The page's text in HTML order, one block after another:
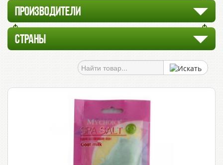
ПРОИЗВОДИТЕЛИ
СТРАНЫ